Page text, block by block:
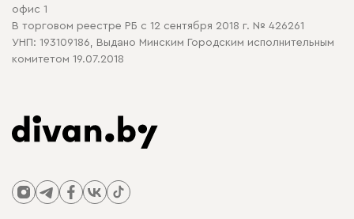
офис 1
В торговом реестре РБ с 12 сентября 2018 г. № 426261
УНП: 193109186, Выдано Минским Городским исполнительным
комитетом 19.07.2018